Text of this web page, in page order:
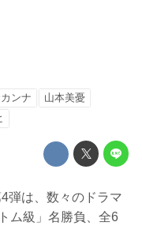
ンナ
山本美憂
弾は、数々のドラマ
ム級」名勝負、全6